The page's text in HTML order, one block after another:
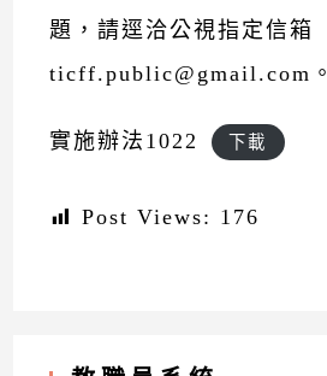
題，請逕洽公視指定信箱
ticff.public@gmail.com。
實施辦法1022 下載
Post Views: 176